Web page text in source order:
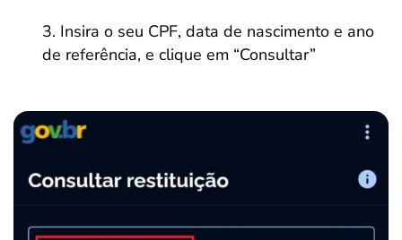
Insira o seu CPF, data de nascimento e ano
de referência, e clique em “Consultar”